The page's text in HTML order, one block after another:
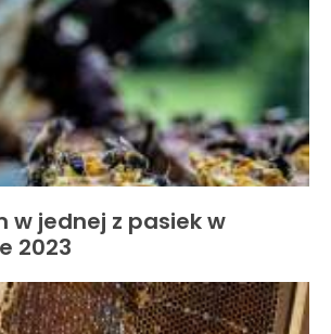
w jednej z pasiek w
2023